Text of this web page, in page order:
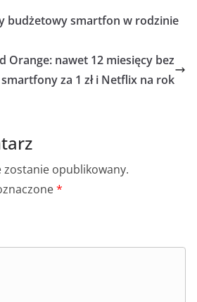
s
p
p
e
g
er
l e
budżetowy smartfon w rodzinie
Orange: nawet 12 miesięcy bez
za 1 zł i Netflix na rok
zostanie opublikowany.
*